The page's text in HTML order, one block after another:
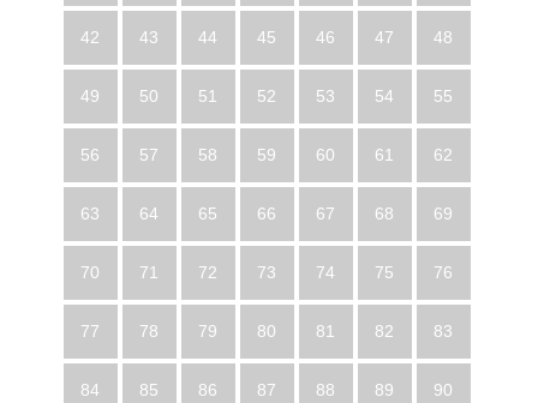
42 43 44 45 46 47 48
49 50 51 52 53 54 55
56 57 58 59 60 61 62
63 64 65 66 67 68 69
70 71 72 73 74 75 76
77 78 79 80 81 82 83
84 85 86 87 88 89 90